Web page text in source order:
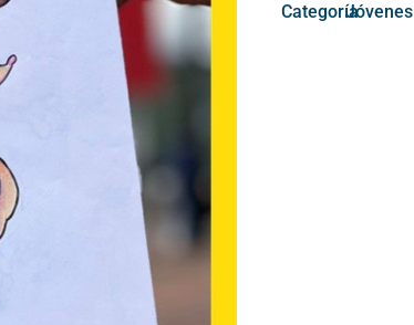
CategoríaJóvenes